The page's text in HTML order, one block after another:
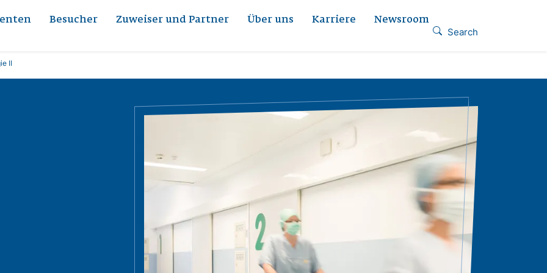
Besucher Zuweiser und Partner Über uns Karriere Newsroom
Search
II